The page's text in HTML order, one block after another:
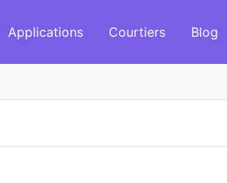
Applications Courtiers Blog